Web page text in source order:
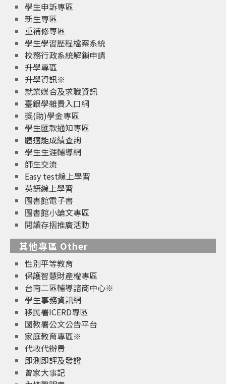
學生申訴專區
新生專區
重補修專區
學生學習歷程檔案系統
校務行政系統解鎖申請
升學專區
升學資訊※
就業媒合及求職資訊
臺銀學雜費入口網
獎(助)學金專區
學生匯款通知專區
體適能成績查詢
學生生涯輔導網
師生交流
Easy test線上學習
英語線上學習
圖書館電子書
圖書館小論文專區
閱讀存摺推廣活動
其他專區 Other
性別平等教育
保護智慧財產權專區
台南二區輔導諮商中心※
學生事務資訊網
移民署ICERD專區
國教署公文公告平台
家庭教育專區※
代收代辦費
即測即評及發證
曾家大事記